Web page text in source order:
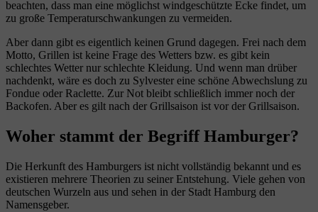
beachten, dass man eine möglichst windgeschützte Ecke findet, um
zu große Temperaturschwankungen zu vermeiden.
Aber dann gibt es eigentlich keinen Grund dagegen. Frei nach dem
Motto, Grillen ist keine Frage des Wetters bzw. es gibt kein
schlechtes Wetter nur schlechte Kleidung. Und wenn man drüber
nachdenkt, wäre es doch zu Sylvester eine schöne Abwechslung zu
Fondue oder Raclette. Zur Not bleibt schließlich immer noch der
Backofen. Aber es gilt nach der Grillsaison ist vor der Grillsaison.
Woher stammt der Begriff Hamburger?
Die Herkunft des Hamburgers ist nicht vollständig bekannt und es
existieren mehrere Theorien zu seiner Entstehung. Viele gehen von
deutschen Wurzeln aus und sehen in der Stadt Hamburg den
Namensgeber.